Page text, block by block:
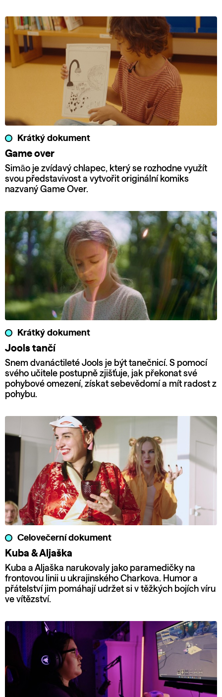
Krátký dokument
Game over
Simão je zvídavý chlapec, který se rozhodne využít
svou představivost a vytvořit originální komiks
nazvaný Game Over.
Krátký dokument
Jools tančí
Snem dvanáctileté Jools je být tanečnicí. S pomocí
svého učitele postupně zjišťuje, jak překonat své
pohybové omezení, získat sebevědomí a mít radost z
pohybu.
Celovečerní dokument
Kuba & Aljaška
Kuba a Aljaška narukovaly jako paramedičky na
frontovou linii u ukrajinského Charkova. Humor a
přátelství jim pomáhají udržet si v těžkých bojích víru
ve vítězství.